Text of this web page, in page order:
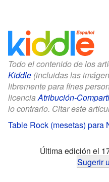
Todo el contenido de los
Kiddle (incluidas las
libremente para fines
licenciaAtribución-
lo contrario. Citar este
Table Rock (mesetas) para
Última edición el
Sugerir